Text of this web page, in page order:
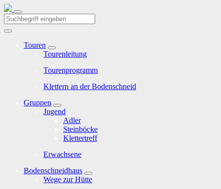
Touren
Tourenleitung
Tourenprogramm
Klettern an der Bodenschneid
Gruppen
Jugend
Adler
Steinböcke
Klettertreff
Erwachsene
Bodenschneidhaus
Wege zur Hütte